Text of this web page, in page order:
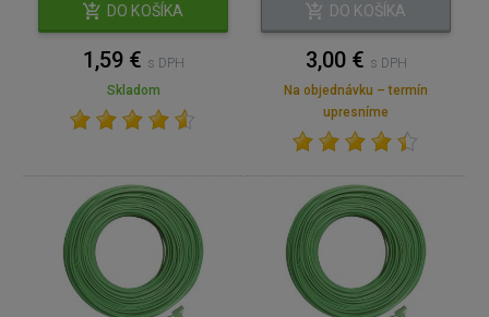
DO KOŠÍKA
1,59 € s DPH
Skladom
DO KOŠÍKA
3,00 € s DPH
Na objednávku – termín
upresníme